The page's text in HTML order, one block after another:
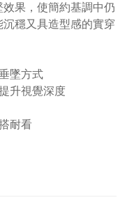
效果， 使簡約基調中仍
沉穩又具造型感的實穿
墜方式
升視覺深度
耐看